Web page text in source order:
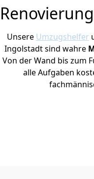
Unsere Umzugshelfer
Ingolstadt sind wahre
Von der Wand bis zum
alle Aufgaben